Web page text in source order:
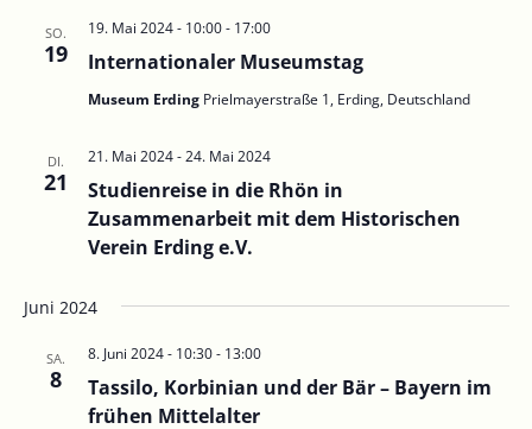
SO.
19 Internationaler Museumstag
19. Mai 2024 - 10:00- 17:00
Museum Erding Prielmayerstraße 1, Erding, Deutschland
DI.
21
Studienreise in die Rhön in
Zusammenarbeit mit dem Historischen
Verein Erding e.V.
21. Mai 2024-24. Mai 2024
Juni 2024
SA.
8
Tassilo, Korbinian und der Bär – Bayern im
frühen Mittelalter
8. Juni 2024 - 10:30- 13:00